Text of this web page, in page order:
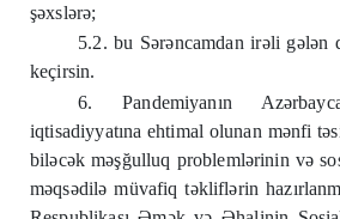
şəxslərə;
5.2. bu Sərəncamdan irəli gələn
keçirsin.
6. Pandemiyanın
iqtisadiyyatına ehtimal olunan mənfi
biləcək məşğulluq problemlərinin və
məqsədilə müvafiq təkliflərin